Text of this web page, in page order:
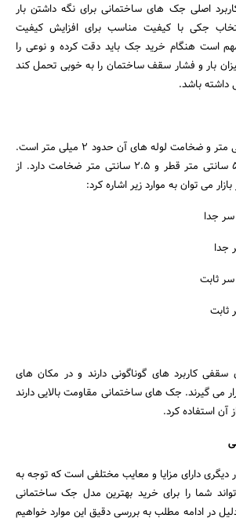
اصلی جک های ساختمانی برای نگه داشتن بار
جکی با کیفیت مناسب برای افزایش کیفیت
است هنگام خرید جک باید دقت کرده و نوعی را
بار و فشار سقف ساختمان را به خوبی تحمل کند
داشته باشد.
قطر جک معمولاً ۶ سانتی متر و ضخامت لوله های آن حدود ۲ میلی متر است.
قسمت بالایی جک نیز ۵ سانتی متر قطر و 2.5 سانتی متر ضخامت دارد. از
می توان به موارد زیر اشاره کرد:
کاربرد های گوناگونی دارند و در مکان های
می گیرند. جک های ساختمانی مقاومت بالایی دارند
آن استفاده کرد.
دارای مزایا و معایب مختلفی است که توجه به
شما را برای خرید بهترین مدل جک ساختمانی
در ادامه مطلب به بررسی دقیق این موارد خواهیم